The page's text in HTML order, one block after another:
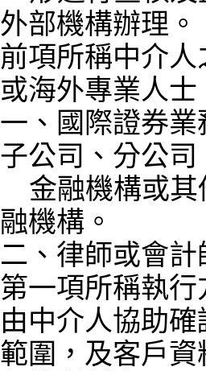
外部機構辦理。
前項所稱中介
或海外專業人士
一、國際證券
子公司、分公
融機構。
二、律師或會
第一項所稱執
由中介人協助
範圍，及客戶